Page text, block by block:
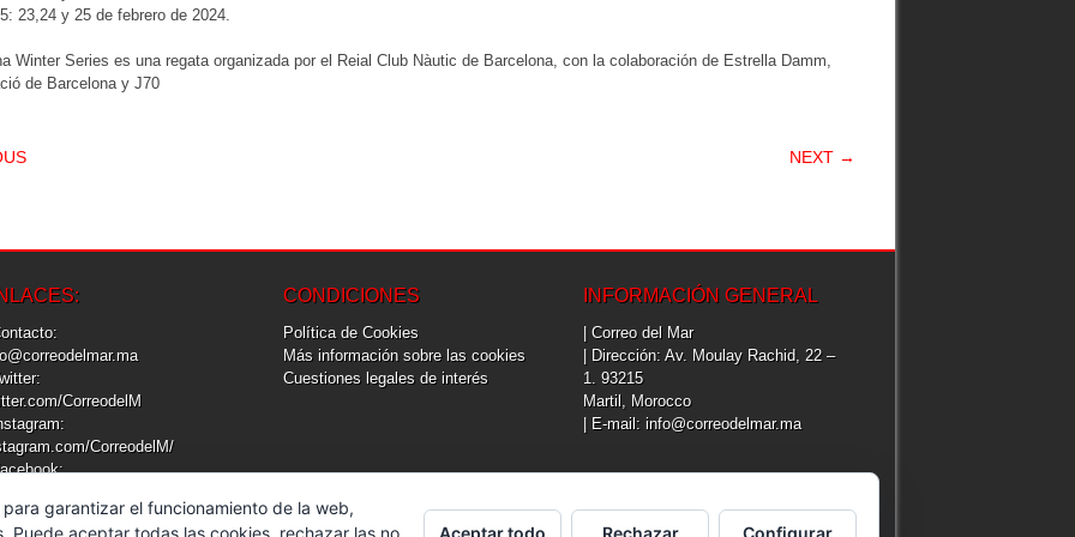
23,24 y 25 de febrero de 2024.
Winter Series es una regata organizada por el Reial Club Nàutic de Barcelona, con la colaboración de Estrella Damm,
de Barcelona y J70
NAVIGATION NEXT →
CorreodelM
CorreodelM/
CONDICIONES
Política de Cookies
Más información sobre las cookies
Cuestiones legales de interés
INFORMACIÓN GENERAL
| Correo del Mar
| Dirección: Av. Moulay Rachid, 22 –
1. 93215
Martil, Morocco
| E-mail: info@correodelmar.ma
garantizar el funcionamiento de la web,
Puede aceptar todas las cookies, rechazar las no
Aceptar todo Rechazar Configurar